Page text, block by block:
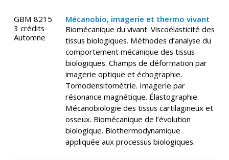
GBM 8215
3 crédits
Automne
Mécanobio, imagerie et thermo vivant
Biomécanique du vivant. Viscoélasticité des
tissus biologiques. Méthodes d’analyse du
comportement mécanique des tissus
biologiques. Champs de déformation par
imagerie optique et échographie.
Tomodensitométrie. Imagerie par
résonance magnétique. Élastographie.
Mécanobiologie des tissus cartilagineux et
osseux. Biomécanique de l’évolution
biologique. Biothermodynamique
appliquée aux processus biologiques.